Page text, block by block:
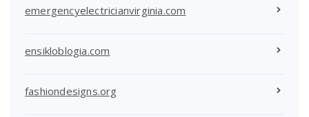
emergencyelectricianvirginia.com
ensikloblogia.com
fashiondesigns.org